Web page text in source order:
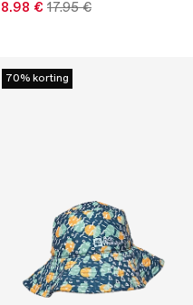
8.98 € 17.95 €
70% korting